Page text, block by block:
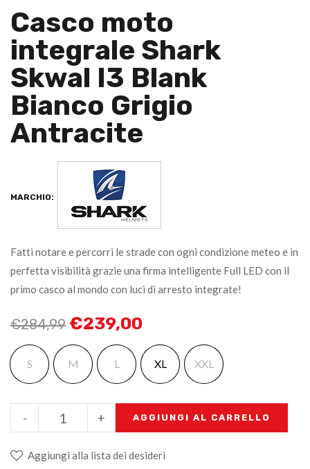
Casco moto
integrale Shark
Skwal I3 Blank
Bianco Grigio
Antracite
MARCHIO:
Fatti notare e percorri le strade con ogni condizione meteo e in
perfetta visibilità grazie una firma intelligente Full LED con il
primo casco al mondo con luci di arresto integrate!
€284,99 €239,00
S M L XL XXL
+
- AGGIUNGI AL CARRELLO
Aggiungi alla lista dei desideri